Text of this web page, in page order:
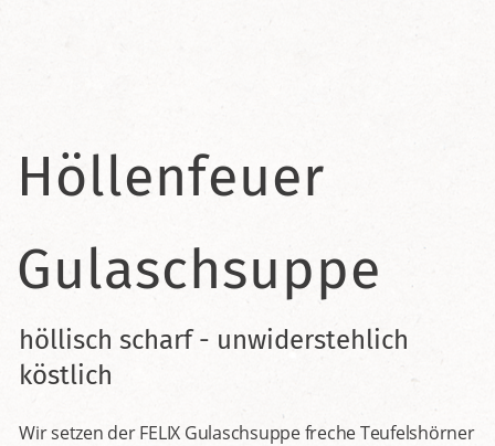
Höllenfeuer
Gulaschsuppe
höllisch scharf - unwiderstehlich
köstlich
Wir setzen der FELIX Gulaschsuppe freche Teufelshörner